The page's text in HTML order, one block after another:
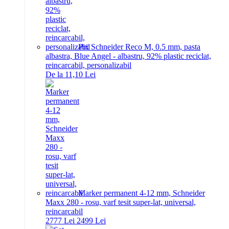
Pix Schneider Reco M, 0.5 mm, pasta
albastra, Blue Angel - albastru, 92% plastic reciclat,
reincarcabil, personalizabil
De la 11,10 Lei
Marker permanent 4-12 mm, Schneider
Maxx 280 - rosu, varf tesit super-lat, universal,
reincarcabil
2777 Lei 2499 Lei